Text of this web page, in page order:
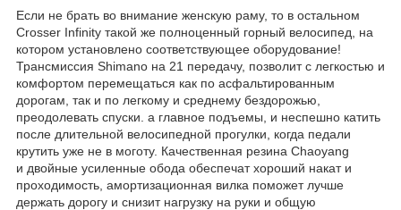
Если не брать во внимание женскую раму, то в остальном
Crosser Infinity такой же полноценный горный велосипед, на
котором установлено соответствующее оборудование!
Трансмиссия Shimano на 21 передачу, позволит с легкостью и
комфортом перемещаться как по асфальтированным
дорогам, так и по легкому и среднему бездорожью,
преодолевать спуски. а главное подъемы, и неспешно катить
после длительной велосипедной прогулки, когда педали
крутить уже не в моготу. Качественная резина Chaoyang
и двойные усиленные обода обеспечат хороший накат и
проходимость, амортизационная вилка поможет лучше
держать дорогу и снизит нагрузку на руки и общую